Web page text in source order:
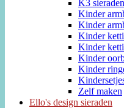
K3 sieraden
Kinder
Kinder
Kinder
Kinder
Kinder
Kinder
Zelf maken
Ello's design sieraden